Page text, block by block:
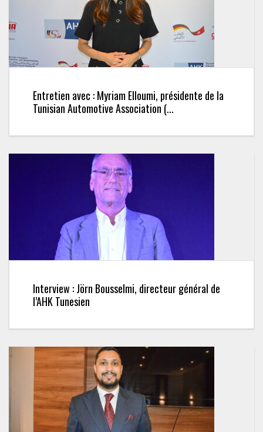
Entretien avec : Myriam Elloumi, présidente de la
Tunisian Automotive Association (...
Interview : Jörn Bousselmi, directeur général de
l’AHK Tunesien